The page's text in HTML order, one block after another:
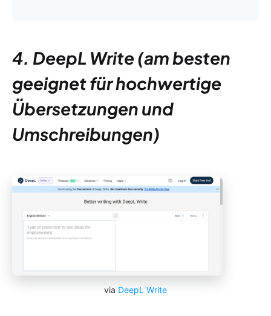
4. DeepL Write (am besten
geeignet für hochwertige
Übersetzungen und
Umschreibungen)
via DeepL Write